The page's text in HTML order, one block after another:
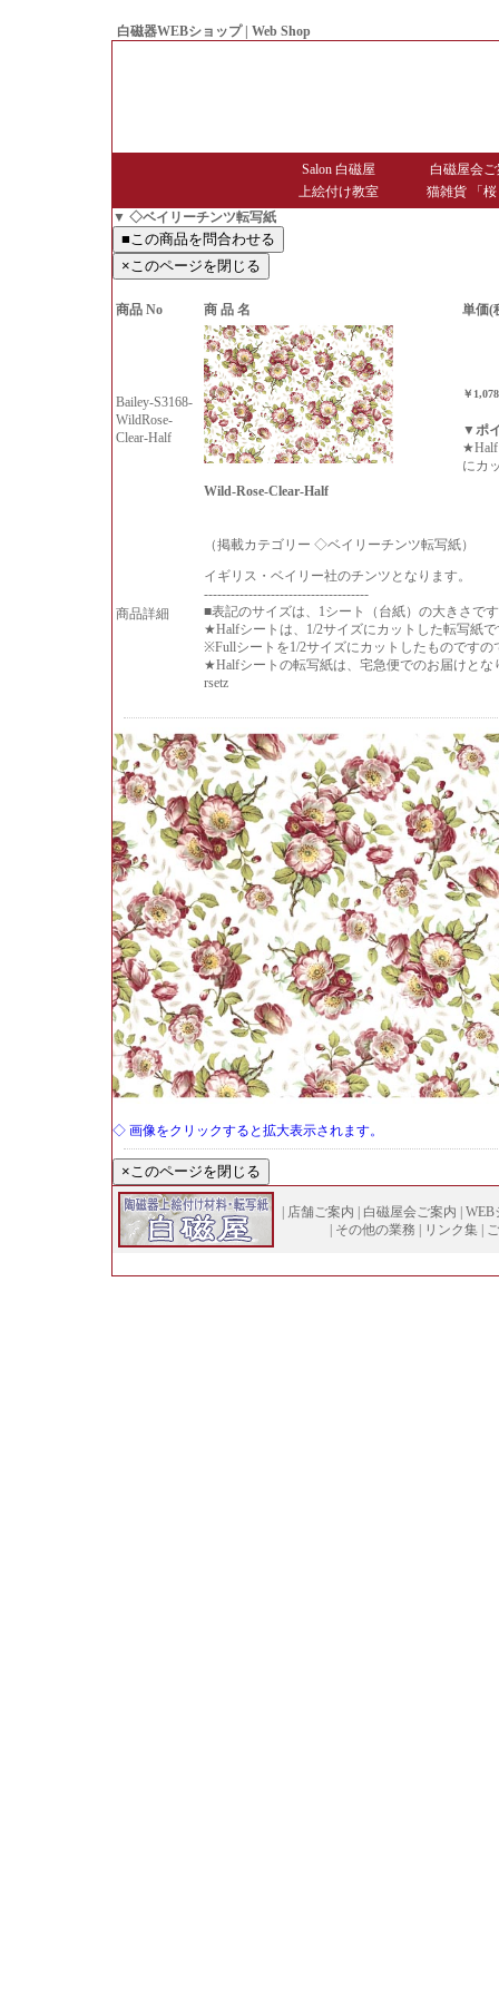
白磁器WEBショップ | Web Shop
Salon 白磁屋
白磁屋会
上絵付け教室
猫雑貨 「
▼ ◇ベイリーチンツ転写紙
商品 No 商 品 名 単価(
Bailey-S3168-
WildRose-
Clear-Half
Wild-Rose-Clear-Half
￥
▼ポ
★Half
にカ
商品詳細
（掲載カテゴリー ◇ベイリーチンツ転写紙）
イギリス・ベイリー社のチンツとなります。
-------------------------------------
■表記のサイズは、1シート（台紙）の大きさで
★Halfシートは、1/2サイズにカットした転写紙
※Fullシートを1/2サイズにカットしたものです
★Halfシートの転写紙は、宅急便でのお届けと
rsetz
◇ 画像をクリックすると拡大表示されます。
| 店舗ご案内 | 白磁屋会ご案内 | WEB
| その他の業務 | リンク集 |